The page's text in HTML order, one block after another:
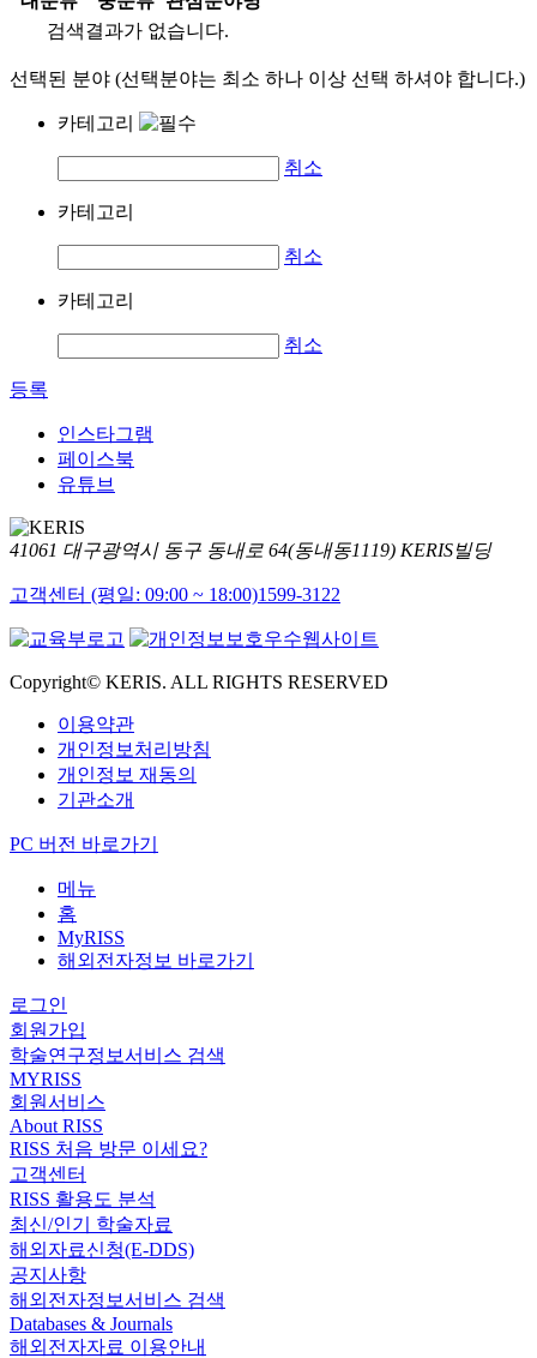
검색결과가 없습니다.
선택된 분야 (선택분야는 최소 하나 이상 선택 하셔야 합니다.)
카테고리
취소
카테고리
취소
카테고리
취소
등록
인스타그램
페이스북
유튜브
41061 대구광역시 동구 동내로 64(동내동1119) KERIS빌딩
고객센터 (평일: 09:00 ~ 18:00)1599-3122
Copyright© KERIS. ALL RIGHTS RESERVED
이용약관
개인정보처리방침
개인정보 재동의
기관소개
PC 버전 바로가기
메뉴
홈
MyRISS
해외전자정보 바로가기
로그인
회원가입
학술연구정보서비스 검색
MYRISS
회원서비스
About RISS
RISS 처음 방문 이세요?
고객센터
RISS 활용도 분석
최신/인기 학술자료
해외자료신청(E-DDS)
공지사항
해외전자정보서비스 검색
Databases & Journals
해외전자자료 이용안내